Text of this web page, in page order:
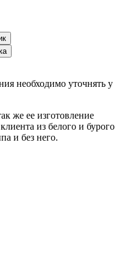
необходимо уточнять у
же ее изготовление
из белого и бурого
и без него.